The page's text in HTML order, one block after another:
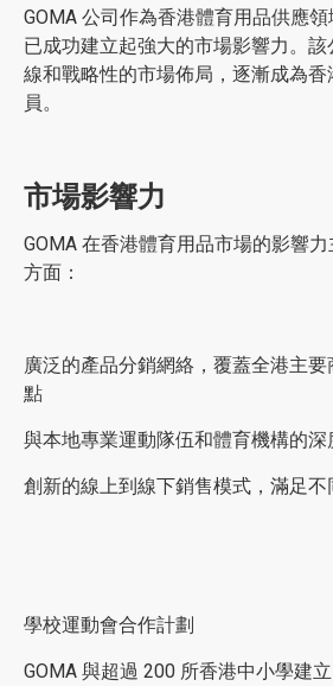
GOMA 公司作為香港體育用品供應
已成功建立起強大的市場影響力。
線和戰略性的市場佈局，逐漸成為
員。
市場影響力
GOMA 在香港體育用品市場的影響
方面：
廣泛的產品分銷網絡，覆蓋全港主
點
與本地專業運動隊伍和體育機構的深
創新的線上到線下銷售模式，滿足
學校運動會合作計劃
GOMA 與超過 200 所香港中小學建